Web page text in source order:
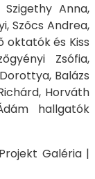
Anna,
Szőcs Andrea,
oktatók és Kiss
Zsófia,
Balázs
Horváth
hallgatók
Galéria |